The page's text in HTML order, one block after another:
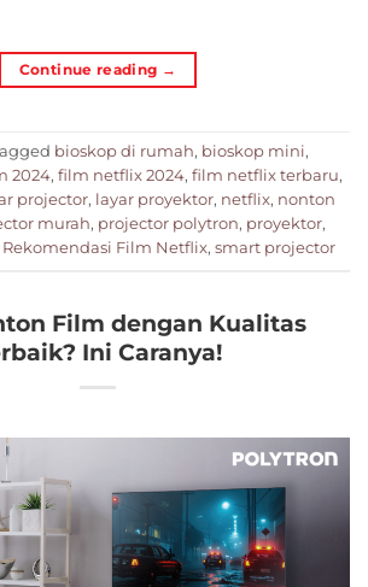
Continue reading →
bioskop di rumah, bioskop mini,
2024, film netflix 2024, film netflix terbaru,
projector, layar proyektor, netflix, nonton
murah, projector polytron, proyektor,
Rekomendasi Film Netflix, smart projector
Film dengan Kualitas
Ini Caranya!